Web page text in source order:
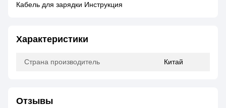
Кабель для зарядки Инструкция
Характеристики
Страна производитель Китай
Отзывы